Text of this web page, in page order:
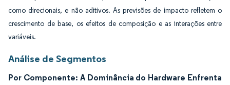
como direcionais, e não aditivos. As previsões de impacto refletem o
crescimento de base, os efeitos de composição e as interações entre
variáveis.
Análise de Segmentos
Por Componente: A Dominância do Hardware Enfrenta